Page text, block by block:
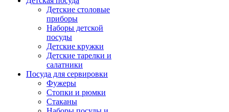
Детские столовые
приборы
Наборы детской
посуды
Детские кружки
Детские тарелки и
салатники
Посуда для сервировки
Фужеры
Стопки и рюмки
Стаканы